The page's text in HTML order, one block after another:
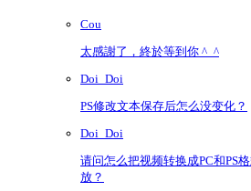
Cou
太感謝了，終於等到你 ^_^
Doi_Doi
PS修改文本保存后怎么没变化？
Doi_Doi
请问怎么把视频转换成PC和PS
放？